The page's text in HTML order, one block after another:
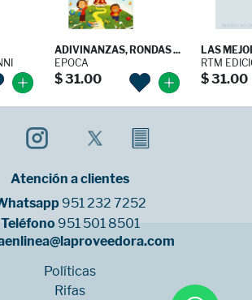
ADIVINANZAS, RONDAS ...
EPOCA
$ 31.00
LAS
RTM
$ 31.00
Atención a clientes
951 232 7252
Teléfono 951 501 8501
Políticas
Rifas